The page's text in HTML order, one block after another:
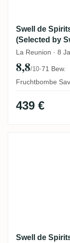
Swell de
(Selected by
La Reunion · 8
8,8/10·71 Bew.
Fruchtbombe
439 €
Swell de
Swell de